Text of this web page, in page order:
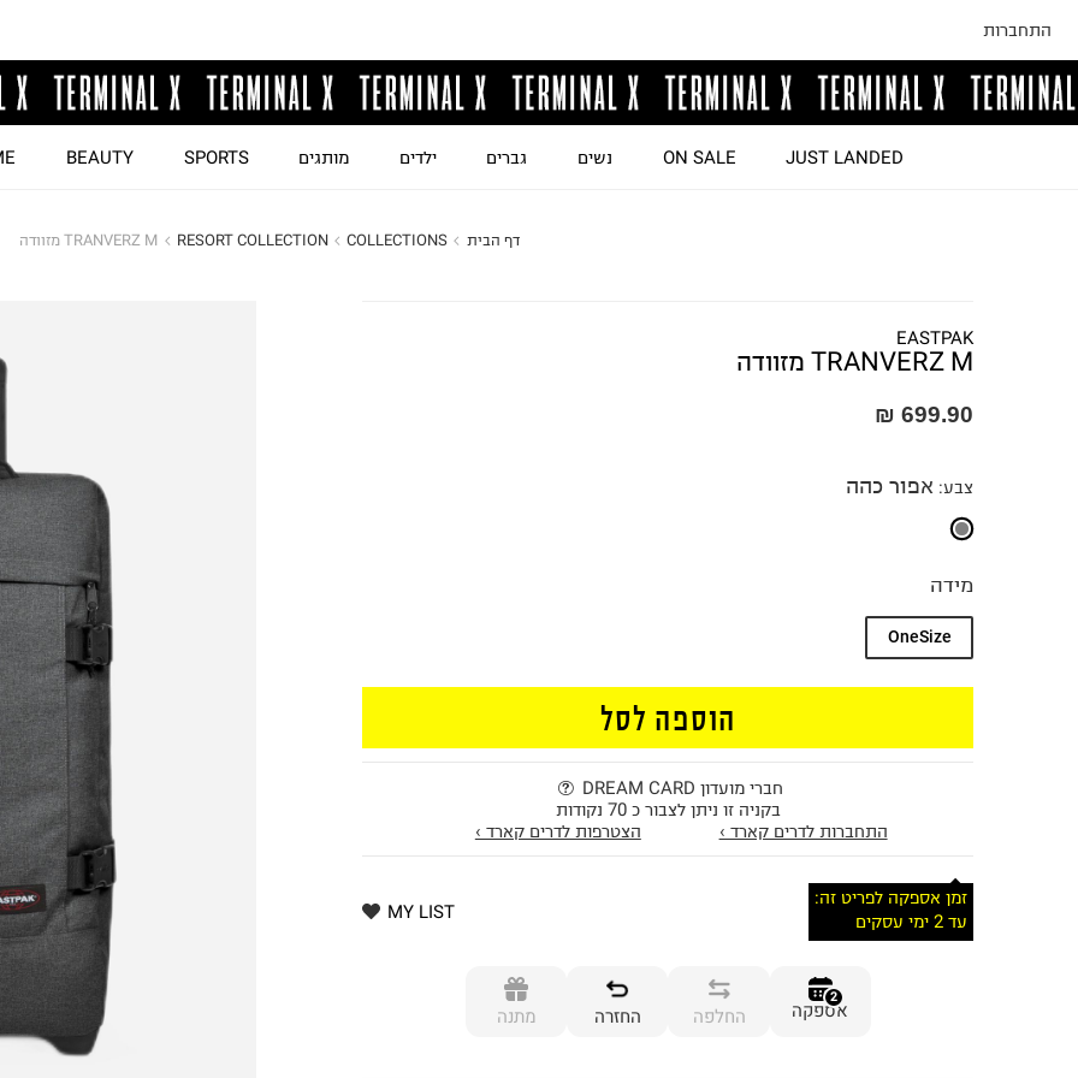
התחברות
JUST LANDED
ON SALE נשים גברים ילדים מותגים SPORTS
BEAUTY
דף הבית COLLECTIONS
RESORT COLLECTION TRANVERZ M מזוודה
EASTPAK
TRANVERZ M מזוודה
699.90 ₪
צבע: אפור כהה
מידה
OneSize
הוספה לסל
חברי מועדון DREAM CARD
בקניה זו ניתן לצבור כ 70 נקודות
התחברות לדרים קארד ›
הצטרפות לדרים קארד ›
זמן אספקה לפריט זה:
עד 2 ימי עסקים
MY LIST
2
אספקה החלפה החזרה מתנה